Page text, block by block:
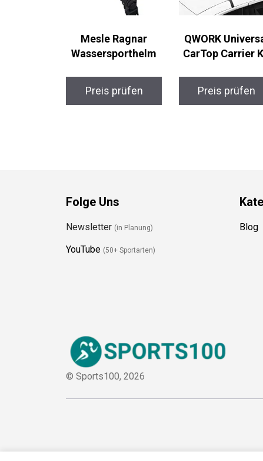
Mesle Ragnar
Wassersporthelm
Preis prüfen
QWORK
CarTop Carrier Kit
Preis prüfen
Folge Uns